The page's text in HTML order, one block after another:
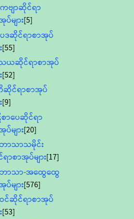
ကဗျာဆိုင်ရာ
ပ်များ[5]
ပဒဆိုင်ရာစာအုပ်
[55]
ယဆိုင်ရာစာအုပ်
[52]
င်ရာစာအုပ်
[9]
စာပေဆိုင်ရာ
ပ်များ[20]
ဘာသာသမိုင်း
ာစာအုပ်များ[17]
ဘာသာ-အထွေထွေ
ပ်များ[576]
ဝင်ဆိုင်ရာစာအုပ်
[53]